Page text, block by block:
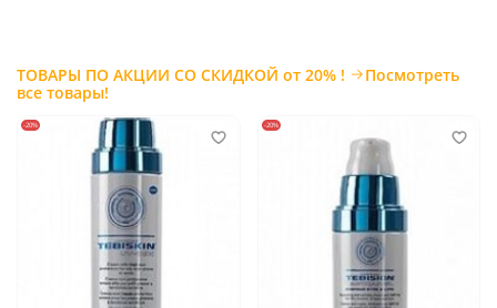
ТОВАРЫ ПО АКЦИИ СО СКИДКОЙ от 20% !
Посмотреть
все товары!
-20% -20%